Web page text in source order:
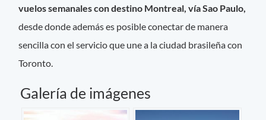
vuelos semanales con destino Montreal, vía Sao Paulo,
desde donde además es posible conectar de manera
sencilla con el servicio que une a la ciudad brasileña con
Toronto.
Galería de imágenes